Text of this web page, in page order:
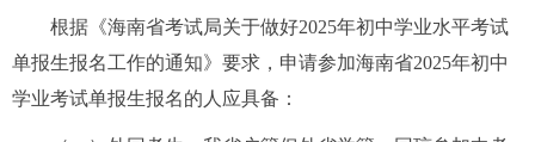
根据《海南省考试局关于做好2025年初中学业水平考试
单报生报名工作的通知》要求，申请参加海南省2025年初中
学业考试单报生报名的人应具备：